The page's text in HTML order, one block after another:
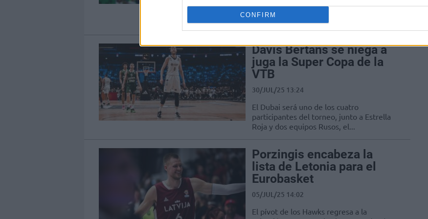
CONFIRM
veraniego ya tiene su plantilla definitiva,
dispuesta a dar la sorpresa
Davis Bertans se niega a
juga la Super Copa de la
VTB
30/JUL/25 13:24
El Dubai será uno de los cuatro
participantes del torneo, junto a Estrella
Roja y dos equipos Rusos, el...
Porzingis encabeza la
lista de Letonia para el
Eurobasket
05/JUL/25 14:02
El pívot de los Hawks regresa a la